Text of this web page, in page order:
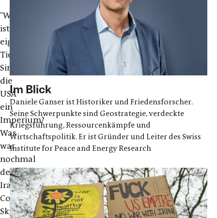
"Was
ist
eigentlich
Tiefenpolitik?
Sind
die
USA
ein
Imperium?
Was
war
nochmal
der
Iran-
Contra-
Skandal?
Im Blick
Daniele Ganser ist Historiker und Friedensforscher.
Seine Schwerpunkte sind Geostrategie, verdeckte
Kriegsführung, Ressourcenkämpfe und
Wirtschaftspolitik. Er ist Gründer und Leiter des Swiss
Institute for Peace and Energy Research